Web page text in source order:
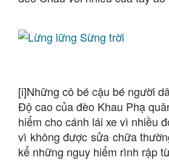
[i]Những cô bé cậu bé người
Độ cao của đèo Khau Phạ
hiểm cho cánh lái xe vì nhiều
vì không được sửa chữa
kể những nguy hiểm rình rập